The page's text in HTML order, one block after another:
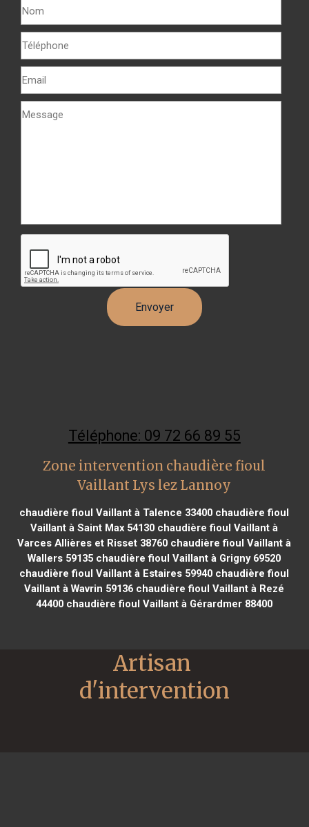
Téléphone: 09 72 66 89 55
Zone intervention chaudière fioul
Vaillant Lys lez Lannoy
chaudière fioul Vaillant à Talence 33400 chaudière fioul
Vaillant à Saint Max 54130 chaudière fioul Vaillant à
Varces Allières et Risset 38760 chaudière fioul Vaillant à
Wallers 59135 chaudière fioul Vaillant à Grigny 69520
chaudière fioul Vaillant à Estaires 59940 chaudière fioul
Vaillant à Wavrin 59136 chaudière fioul Vaillant à Rezé
44400 chaudière fioul Vaillant à Gérardmer 88400
Artisan
d'intervention